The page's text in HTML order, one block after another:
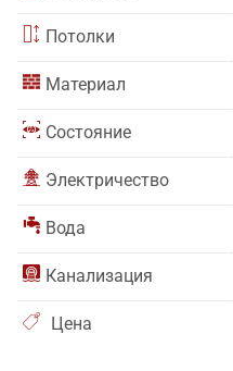
Потолки
Материал
Состояние
Электричество
Вода
Канализация
Цена